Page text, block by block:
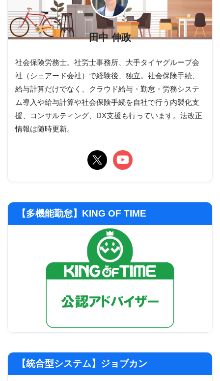
田中 伸政
社会保険労務士。社労士事務所、大手タイヤグループ会
社（シェアード会社）で経験後、独立。社会保険手続、
給与計算だけでなく、クラウド給与・勤怠・労務システ
ム導入や給与計算や社会保険手続を自社で行う内製化支
援、コンサルティング、DX支援も行っています。法改正
情報は随時更新。
【多機能勤怠】KING OF TIME
【統合型システム】ジョブカン